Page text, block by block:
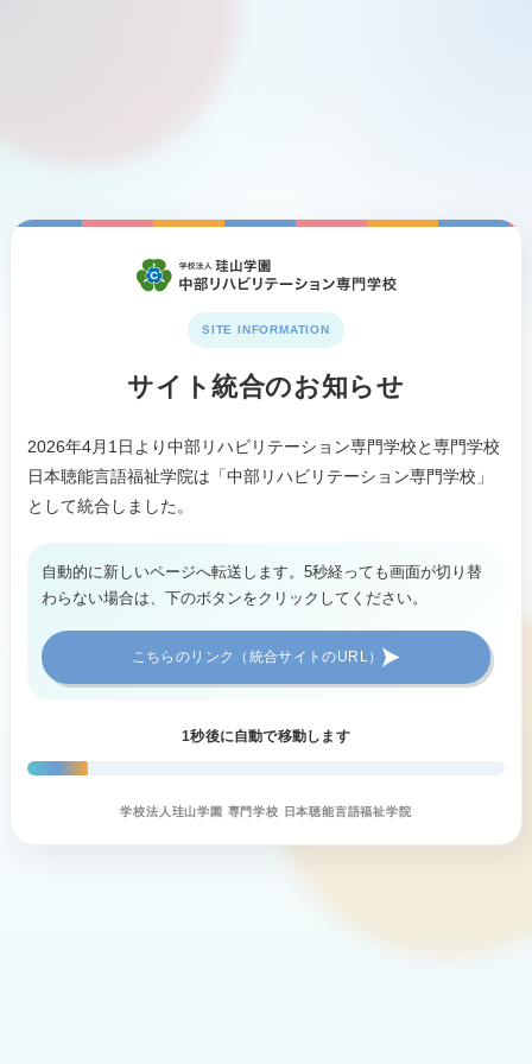
SITE INFORMATION
サイト統合のお知らせ
2026年4月1日より中部リハビリテーション専門学校と専門学校
日本聴能言語福祉学院は「中部リハビリテーション専門学校」
として統合しました。
自動的に新しいページへ転送します。5秒経っても画面が切り替
わらない場合は、下のボタンをクリックしてください。
こちらのリンク（統合サイトのURL）
1秒後に自動で移動します
学校法人珪山学園 専門学校 日本聴能言語福祉学院